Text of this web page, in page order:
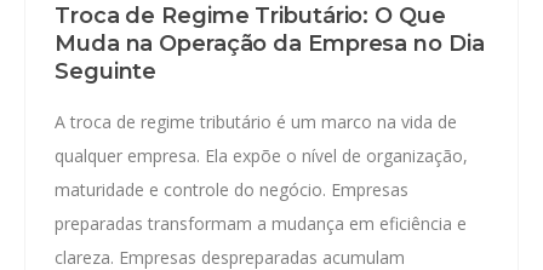
Troca de Regime Tributário: O Que
Muda na Operação da Empresa no Dia
Seguinte
A troca de regime tributário é um marco na vida de
qualquer empresa. Ela expõe o nível de organização,
maturidade e controle do negócio. Empresas
preparadas transformam a mudança em eficiência e
clareza. Empresas despreparadas acumulam